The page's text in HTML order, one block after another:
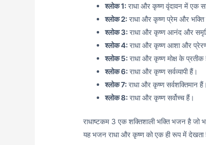
श्लोक 1:राधा और कृष्ण वृंदावन में एक
श्लोक 2:राधा और कृष्ण प्रेम और
श्लोक 3:राधा और कृष्ण आनंद और
श्लोक 4:राधा और कृष्ण आशा और
श्लोक 5:राधा और कृष्ण मोक्ष के प्रतीक
श्लोक 6:राधा और कृष्ण सर्वव्यापी हैं।
श्लोक 7:राधा और कृष्ण सर्वशक्तिमान हैं।
श्लोक 8:राधा और कृष्ण सर्वोच्च हैं।
राधाष्टकम 3 एक शक्तिशाली भक्ति भजन है जो
यह भजन राधा और कृष्ण को एक ही रूप में